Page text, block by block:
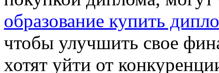
образование купить
чтобы улучшить свое
хотят уйти от